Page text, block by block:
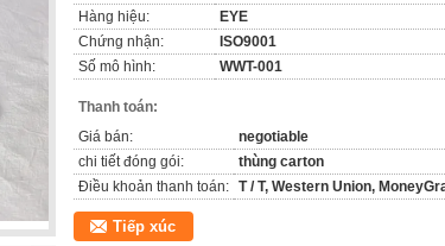
Hàng hiệu:
EYE
Chứng nhận:
ISO9001
Số mô hình:
WWT-001
Thanh toán:
Giá bán:
negotiable
chi tiết đóng gói:
thùng carton
Điều khoản thanh toán: T / T, Western Union,
Tiếp xúc